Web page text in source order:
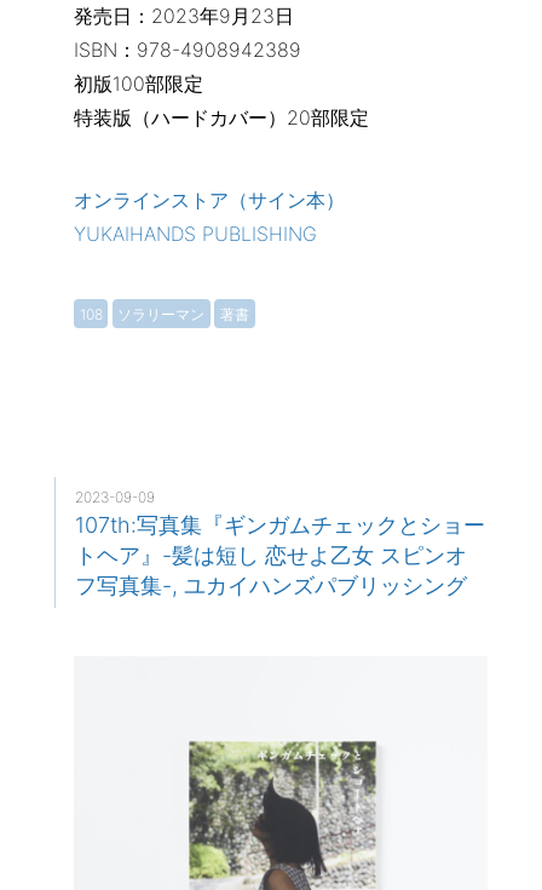
発売日：2023年9月23日
ISBN：978-4908942389
初版100部限定
特装版（ハードカバー）20部限定
オンラインストア（サイン本）
YUKAIHANDS PUBLISHING
108 ソラリーマン 著書
2023-09-09
107th:写真集『ギンガムチェックとショー
トヘア』-髪は短し 恋せよ乙女 スピンオ
フ写真集-, ユカイハンズパブリッシング